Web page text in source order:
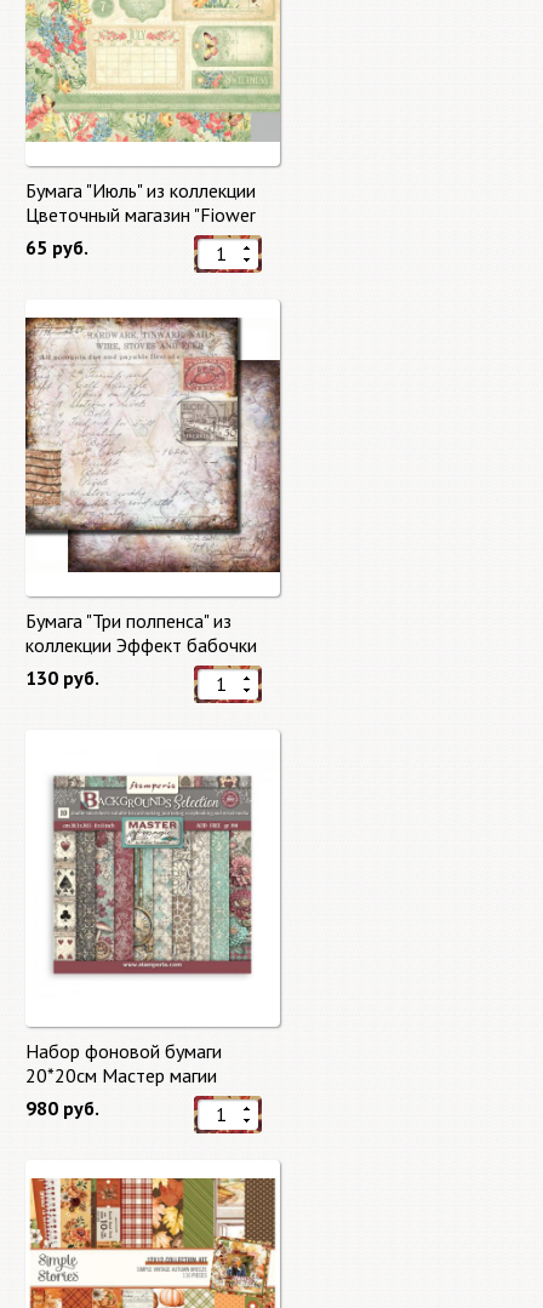
Бумага "Июль" из коллекции
Цветочный магазин "Fiower
Market"
65 руб.
Бумага "Три полпенса" из
коллекции Эффект бабочки
"Butterfly Effect"
130 руб.
Набор фоновой бумаги
20*20см Мастер магии
"Master of Magic" 10 листов +
бонус от Stamperia
980 руб.